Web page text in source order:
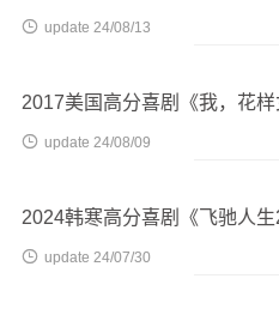
 update 24/08/13
2017美国高分喜剧《我，花样
 update 24/08/09
2024韩寒高分喜剧《飞驰人生
 update 24/07/30